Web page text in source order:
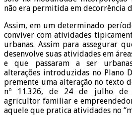
não era permitida em decorrência
Assim, em um determinado
conviver com atividades
urbanas. Assim para assegurar
desenvolve suas atividades em
e que passaram a ser
alterações introduzidas no Plano
premente uma alteração no texto
nº 11.326, de 24 de julho de
agricultor familiar e
aquele que pratica atividades no